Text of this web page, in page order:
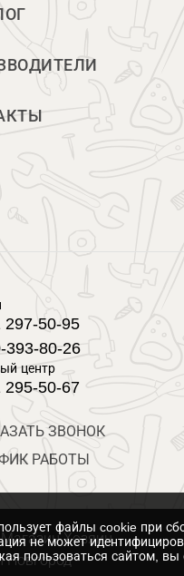
297-50-95
393-80-26
центр
295-50-67
ЗВОНОК
РАБОТЫ
Хозяин
Новгород
файлы cookie при
не может
пользоваться сайтом, вы